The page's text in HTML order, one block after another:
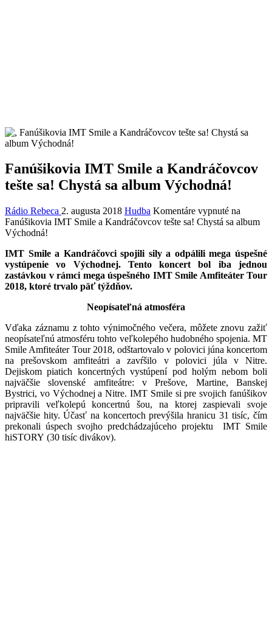
Fanúšikovia IMT Smile a Kandráčovcov
tešte sa! Chystá sa album Východná!
Rádio Rebeca 2. augusta 2018 Hudba Komentáre vypnuté na
Fanúšikovia IMT Smile a Kandráčovcov tešte sa! Chystá sa album
Východná!
IMT Smile a Kandráčovci spojili sily a odpálili mega úspešné
vystúpenie vo Východnej. Tento koncert bol iba jednou
zastávkou v rámci mega úspešného IMT Smile Amfiteáter Tour
2018, ktoré trvalo päť týždňov.
Neopísateľná atmosféra
Vďaka záznamu z tohto výnimočného večera, môžete znovu zažiť
neopísateľnú atmosféru tohto veľkolepého hudobného spojenia. MT
Smile Amfiteáter Tour 2018, odštartovalo v polovici júna koncertom
na prešovskom amfiteátri a zavŕšilo v polovici júla v Nitre.
Dejiskom piatich koncertných vystúpení pod holým nebom boli
najväčšie slovenské amfiteátre: v Prešove, Martine, Banskej
Bystrici, vo Východnej a Nitre. IMT Smile si pre svojich fanúšikov
pripravili veľkolepú koncertnú šou, na ktorej zaspievali svoje
najväčšie hity. Účasť na koncertoch prevýšila hranicu 31 tisíc, čím
prekonali úspech svojho predchádzajúceho projektu IMT Smile
hiSTORY (30 tisíc divákov).